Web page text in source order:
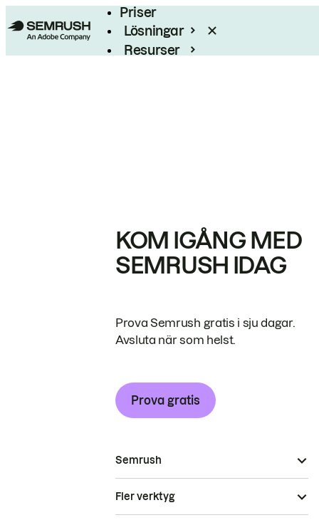
Priser
Lösningar
Resurser
KOM IGÅNG MED
SEMRUSH IDAG
Prova Semrush gratis i sju dagar.
Avsluta när som helst.
Prova gratis
Semrush
Fler verktyg